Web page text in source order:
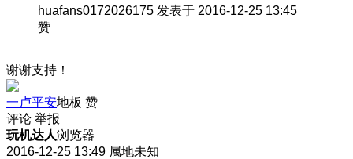
huafans0172026175 发表于 2016-12-25 13:45
赞
谢谢支持！
一卢平安地板 赞
评论 举报
玩机达人浏览器
2016-12-25 13:49 属地未知